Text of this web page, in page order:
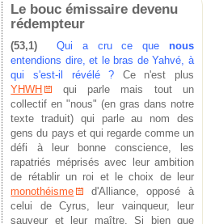
Le bouc émissaire devenu
rédempteur
(53,1) Qui a cru ce que nous
entendions dire, et le bras de Yahvé, à
qui s'est-il révélé ? Ce n'est plus
YHWH
qui parle mais tout un
collectif en "nous" (en gras dans notre
texte traduit) qui parle au nom des
gens du pays et qui regarde comme un
défi à leur bonne conscience, les
rapatriés méprisés avec leur ambition
de rétablir un roi et le choix de leur
monothéisme
d'Alliance, opposé à
celui de Cyrus, leur vainqueur, leur
sauveur et leur maître. Si bien que